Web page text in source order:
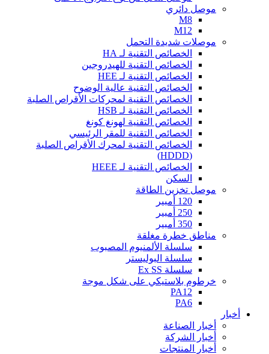
موصل دائري
M8
M12
موصلات شديدة التحمل
الخصائص التقنية لـ HA
الخصائص التقنية للهيدروجين
الخصائص التقنية لـ HEE
الخصائص التقنية عالية الوضوح
الخصائص التقنية لمحركات الأقراص الصلبة
الخصائص التقنية لـ HSB
الخصائص التقنية لهونغ كونغ
الخصائص التقنية للمقر الرئيسي
الخصائص التقنية لمحرك الأقراص الصلبة
(HDDD)
الخصائص التقنية لـ HEEE
السكن
موصل تخزين الطاقة
120 أمبير
250 أمبير
350 أمبير
مناطق خطرة مغلقة
سلسلة الألمنيوم المصبوب
سلسلة البوليستر
سلسلة Ex SS
خرطوم بلاستيكي على شكل موجة
PA12
PA6
أخبار
أخبار الصناعة
أخبار الشركة
أخبار المنتجات